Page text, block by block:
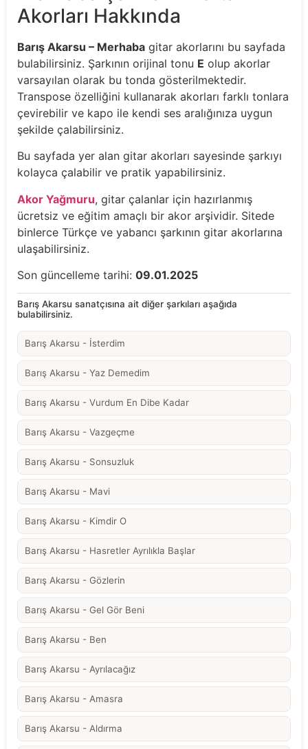
Akorları Hakkında
Barış Akarsu – Merhaba gitar akorlarını bu sayfada
bulabilirsiniz. Şarkının orijinal tonu E olup akorlar
varsayılan olarak bu tonda gösterilmektedir.
Transpose özelliğini kullanarak akorları farklı tonlara
çevirebilir ve kapo ile kendi ses aralığınıza uygun
şekilde çalabilirsiniz.
Bu sayfada yer alan gitar akorları sayesinde şarkıyı
kolayca çalabilir ve pratik yapabilirsiniz.
Akor Yağmuru, gitar çalanlar için hazırlanmış
ücretsiz ve eğitim amaçlı bir akor arşividir. Sitede
binlerce Türkçe ve yabancı şarkının gitar akorlarına
ulaşabilirsiniz.
Son güncelleme tarihi: 09.01.2025
Barış Akarsu sanatçısına ait diğer şarkıları aşağıda
bulabilirsiniz.
Barış Akarsu - İsterdim
Barış Akarsu - Yaz Demedim
Barış Akarsu - Vurdum En Dibe Kadar
Barış Akarsu - Vazgeçme
Barış Akarsu - Sonsuzluk
Barış Akarsu - Mavi
Barış Akarsu - Kimdir O
Barış Akarsu - Hasretler Ayrılıkla Başlar
Barış Akarsu - Gözlerin
Barış Akarsu - Gel Gör Beni
Barış Akarsu - Ben
Barış Akarsu - Ayrılacağız
Barış Akarsu - Amasra
Barış Akarsu - Aldırma